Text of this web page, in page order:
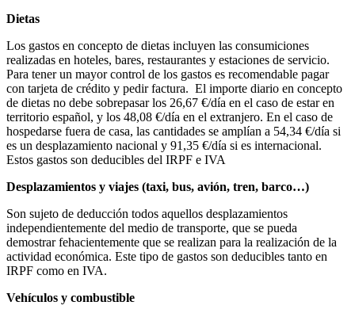
Dietas
Los gastos en concepto de dietas incluyen las consumiciones
realizadas en hoteles, bares, restaurantes y estaciones de servicio.
Para tener un mayor control de los gastos es recomendable pagar
con tarjeta de crédito y pedir factura. El importe diario en concepto
de dietas no debe sobrepasar los 26,67 €/día en el caso de estar en
territorio español, y los 48,08 €/día en el extranjero. En el caso de
hospedarse fuera de casa, las cantidades se amplían a 54,34 €/día si
es un desplazamiento nacional y 91,35 €/día si es internacional.
Estos gastos son deducibles del IRPF e IVA
Desplazamientos y viajes (taxi, bus, avión, tren, barco…)
Son sujeto de deducción todos aquellos desplazamientos
independientemente del medio de transporte, que se pueda
demostrar fehacientemente que se realizan para la realización de la
actividad económica. Este tipo de gastos son deducibles tanto en
IRPF como en IVA.
Vehículos y combustible